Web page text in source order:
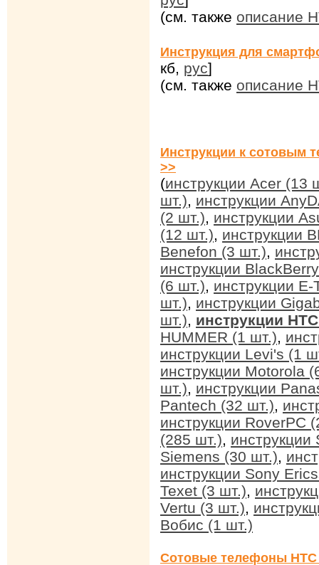
(см. также описание
Инструкция для
кб, рус]
(см. также описание
Инструкции к сотовым
>>
(инструкции Acer (13
шт.), инструкции
(2 шт.), инструкции
(12 шт.), инструкции
Benefon (3 шт.),
инструкции
(6 шт.), инструкции
шт.), инструкции
шт.), инструкции
HUMMER (1 шт.),
инструкции Levi's (1
инструкции Motorola
шт.), инструкции
Pantech (32 шт.),
инструкции RoverPC
(285 шт.), инструкции
Siemens (30 шт.),
инструкции Sony
Texet (3 шт.),
Vertu (3 шт.),
Вобис (1 шт.)
Сотовые телефоны HTC